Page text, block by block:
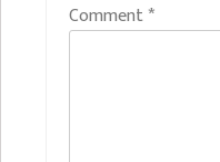
Comment*